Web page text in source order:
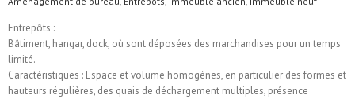
Entrepôts :
Bâtiment, hangar, dock, où sont déposées des marchandises pour un temps
limité.
Caractéristiques : Espace et volume homogènes, en particulier des formes et
hauteurs régulières, des quais de déchargement multiples, présence